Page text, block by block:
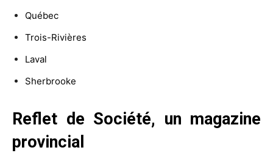
Québec
Trois-Rivières
Laval
Sherbrooke
Reflet de Société, un magazine
provincial